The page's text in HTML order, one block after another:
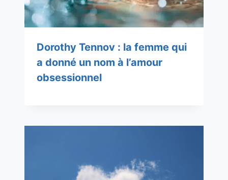
Dorothy Tennov : la femme qui
a donné un nom à l’amour
obsessionnel